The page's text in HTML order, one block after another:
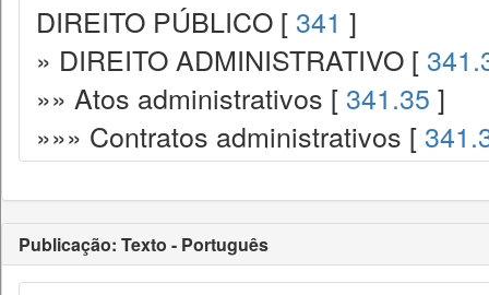
DIREITO PÚBLICO [ 341 ]
» DIREITO ADMINISTRATIVO [
»» Atos administrativos [ 341.35 ]
»»» Contratos administrativos [
Publicação: Texto - Português